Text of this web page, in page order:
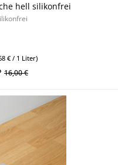
hell silikonfrei
€ / 1 Liter)
16,00 €